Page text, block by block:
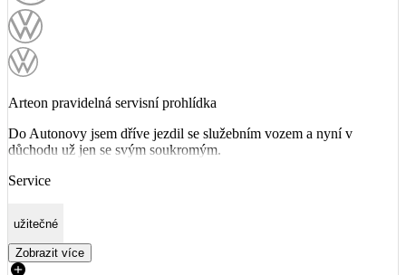
Arteon pravidelná servisní prohlídka
Do Autonovy jsem dříve jezdil se služebním vozem a nyní v
důchodu už jen se svým soukromým.
Service
užitečné
Zobrazit více